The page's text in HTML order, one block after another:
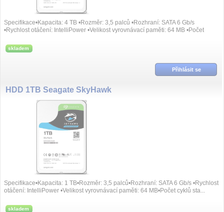
Specifikace•Kapacita: 4 TB •Rozměr: 3,5 palců •Rozhraní: SATA 6 Gb/s
•Rychlost otáčení: IntelliPower •Velikost vyrovnávací paměti: 64 MB •Počet
skladem
Přihlásit se
HDD 1TB Seagate SkyHawk
Specifikace•Kapacita: 1 TB•Rozměr: 3,5 palců•Rozhraní: SATA 6 Gb/s •Rychlost
otáčení: IntelliPower •Velikost vyrovnávací paměti: 64 MB•Počet cyklů sta...
skladem